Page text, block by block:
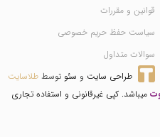
قوانین و مقررات
سیاست حفظ حریم خصوصی
سوالات متداول
طراحی سایت و سئو توسط طلاسایت
میباشد. کپی غیرقانونی و استفاده تجاری